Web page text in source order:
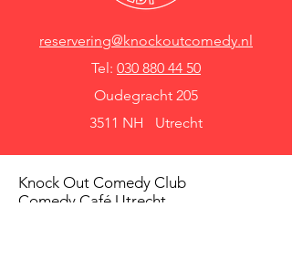
reservering@knockoutcomedy.nl
Tel: 030 880 44 50
Oudegracht 205
3511 NH Utrecht
Knock Out Comedy Club
Comedy Café Utrecht